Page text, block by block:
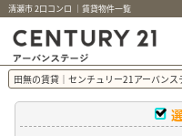
清瀬市 2口コンロ ｜賃貸物件一覧
田無の賃貸｜センチュリー21アーバンス